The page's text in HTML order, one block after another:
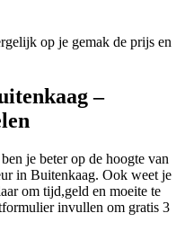
op je gemak de prijs en
–
je beter op de hoogte van
in Buitenkaag. Ook weet je
om tijd,geld en moeite te
invullen om gratis 3